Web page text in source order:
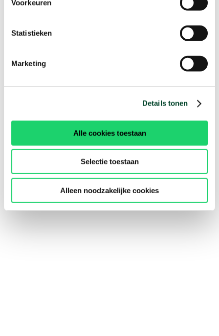
Voorkeuren
Statistieken
Marketing
Details tonen
Alle cookies toestaan
Selectie toestaan
Alleen noodzakelijke cookies